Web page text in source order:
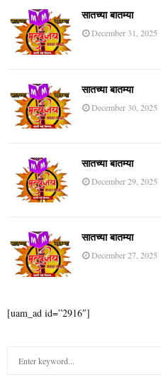
सातच्या बातम्या
December 31, 2025
सातच्या बातम्या
December 30, 2025
सातच्या बातम्या
December 29, 2025
सातच्या बातम्या
December 27, 2025
[uam_ad id=”2916″]